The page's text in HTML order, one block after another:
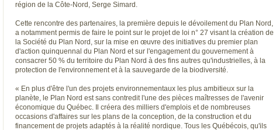
région de la Côte-Nord, Serge Simard.
Cette rencontre des partenaires, la première depuis le dévoilement du Plan Nord,
a notamment permis de faire le point sur le projet de loi n° 27 visant la création de
la Société du Plan Nord, sur la mise en œuvre des initiatives du premier plan
d'action quinquennal du Plan Nord et sur l'engagement du gouvernement à
consacrer 50 % du territoire du Plan Nord à des fins autres qu'industrielles, à la
protection de l'environnement et à la sauvegarde de la biodiversité.
« En plus d'être l'un des projets environnementaux les plus ambitieux sur la
planète, le Plan Nord est sans contredit l'une des pièces maîtresses de l'avenir
économique du Québec. Il créera des milliers d'emplois et de nombreuses
occasions d'affaires sur les plans de la conception, de la construction et du
financement de projets adaptés à la réalité nordique. Tous les Québécois, qu'ils